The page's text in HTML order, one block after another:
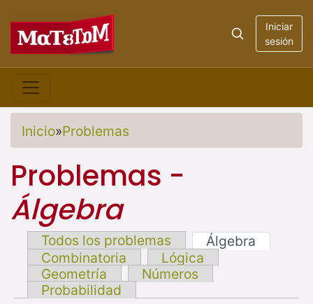
Iniciar
sesión
Inicio»Problemas
Problemas -
Álgebra
Todos los problemas
Álgebra
Combinatoria
Lógica
Geometría
Números
Probabilidad